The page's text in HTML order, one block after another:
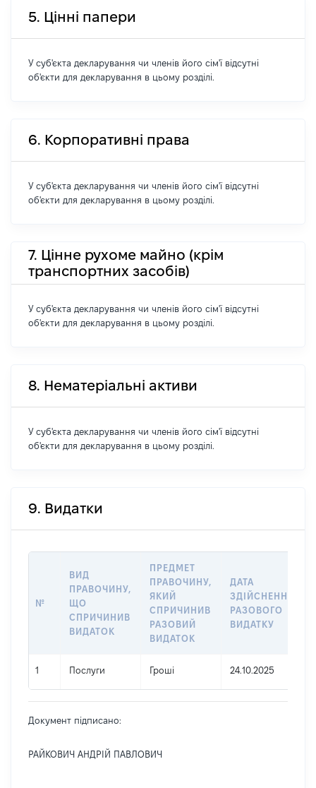
5. Цінні папери
У суб'єкта декларування чи членів його сім'ї відсутні
об'єкти для декларування в цьому розділі.
6. Корпоративні права
У суб'єкта декларування чи членів його сім'ї відсутні
об'єкти для декларування в цьому розділі.
7. Цінне рухоме майно (крім
транспортних засобів)
У суб'єкта декларування чи членів його сім'ї відсутні
об'єкти для декларування в цьому розділі.
8. Нематеріальні активи
У суб'єкта декларування чи членів його сім'ї відсутні
об'єкти для декларування в цьому розділі.
9. Видатки
№
ВИД
ПРАВОЧИНУ,
ЩО
СПРИЧИНИВ
ВИДАТОК
ПРЕДМЕТ
ПРАВОЧИНУ,
ЯКИЙ
СПРИЧИНИВ
РАЗОВИЙ
ВИДАТОК
ДАТА
ЗДІЙСНЕННЯ
РАЗОВОГО
ВИДАТКУ
1 Послуги Гроші 24.10.2025
Документ підписано:
РАЙКОВИЧ АНДРІЙ ПАВЛОВИЧ